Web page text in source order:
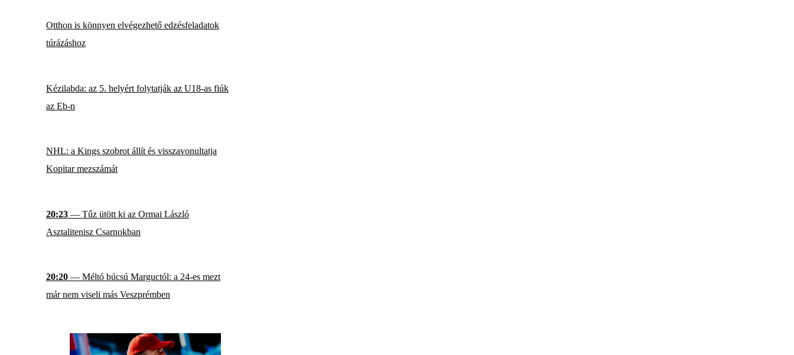
Otthon is könnyen elvégezhető edzésfeladatok
túrázáshoz
Kézilabda: az 5. helyért folytatják az U18-as fiúk
az Eb-n
NHL: a Kings szobrot állít és visszavonultatja
Kopitar mezszámát
20:23 — Tűz ütött ki az Ormai László
Asztalitenisz Csarnokban
20:20 — Méltó búcsú Marguctól: a 24-es mezt
már nem viseli más Veszprémben